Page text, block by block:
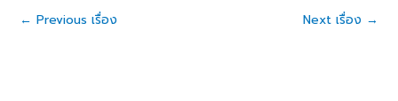
← Previous เรื่อง Next เรื่อง →